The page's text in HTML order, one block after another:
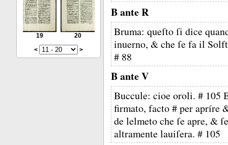
19
20
<
>
B ante R
Bruma: queſto ſi dice
inuerno, & che ſe fa il
# 88
B ante V
Buccule: cioe oroli. # 105
firmato, facto # per apríre
de lelmeto che ſe apre, &
altramente lauiſera. # 105